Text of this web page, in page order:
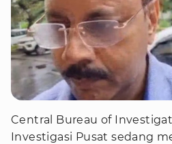
Central Bureau of
Investigasi Pusat sedang